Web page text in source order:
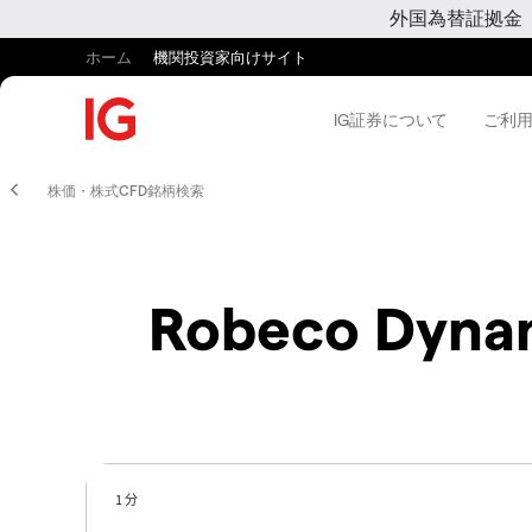
外国為替証拠金
ホーム 機関投資家向けサイト
IG証券について ご利
株価・株式CFD銘柄検索
Robeco
1 分